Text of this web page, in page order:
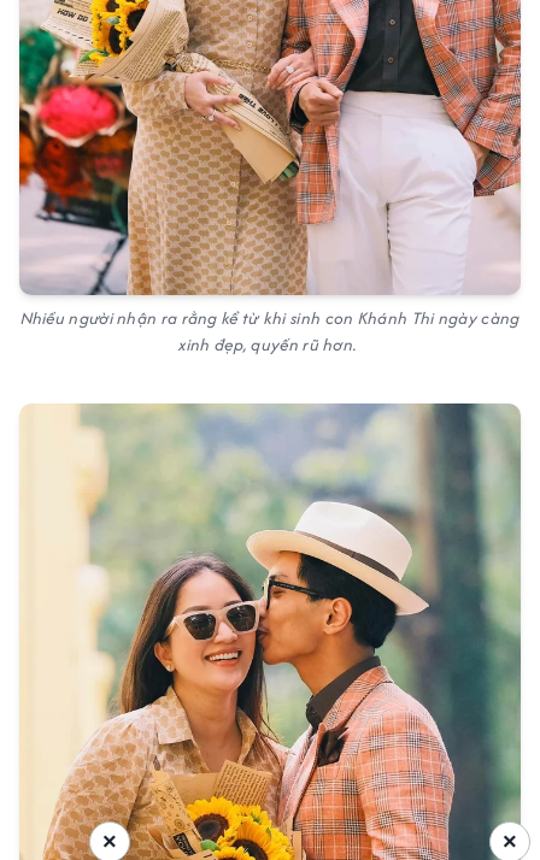
Nhiều người nhận ra rằng kể từ khi sinh con Khánh Thi ngày càng
xinh đẹp, quyến rũ hơn.
×
×